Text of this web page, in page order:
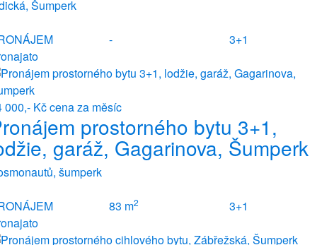
Šumperk
-
3+1
000,- Kčcena za měsíc
prostorného bytu 3+1,
garáž, Gagarinova, Šumperk
šumperk
83 m2
3+1